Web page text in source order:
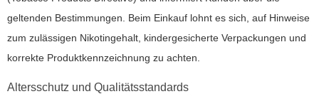
geltenden Bestimmungen. Beim Einkauf lohnt es sich, auf Hinweise
zum zulässigen Nikotingehalt, kindergesicherte Verpackungen und
korrekte Produktkennzeichnung zu achten.
Altersschutz und Qualitätsstandards